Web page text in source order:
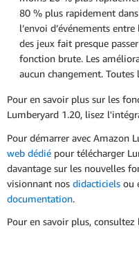
80 % plus rapidement dans
l’envoi d’événements
des jeux fait presque
fonction brute. Les
aucun changement. Toutes
Pour en savoir plus sur les
Lumberyard 1.20, lisez
Pour démarrer avec Amazon
web dédié pour télécharger
davantage sur les nouvelles
visionnant nos didacticiels ou
documentation.
Pour en savoir plus, consultez